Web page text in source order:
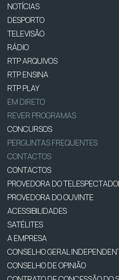
NOTÍCIAS
DESPORTO
TELEVISÃO
RÁDIO
RTP ARQUIVOS
RTP ENSINA
RTP PLAY
EM DIRETO
REVER PROGRAMAS
CONCURSOS
PERGUNTAS FREQUENTES
CONTACTOS
CONTACTOS
PROVEDORA DO
PROVEDORA DO OUVINTE
ACESSIBILIDADES
SATÉLITES
A EMPRESA
CONSELHO GERAL
CONSELHO DE OPINIÃO